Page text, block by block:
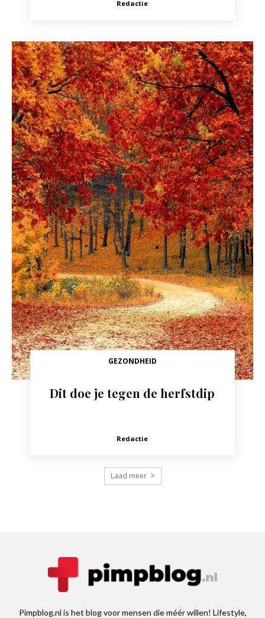
Redactie
GEZONDHEID
Dit doe je tegen de herfstdip
Redactie
Laad meer
Pimpblog.nl is het blog voor mensen die méér willen! Lifestyle,